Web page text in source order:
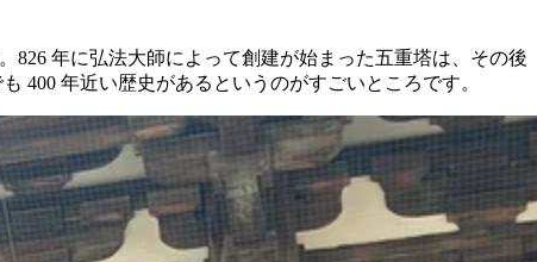
826 年に弘法大師によって創建が始まった五重塔は、その後
400 年近い歴史があるというのがすごいところです。